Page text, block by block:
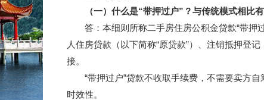
（一）什么是“带押过户”？与传统模式相比有
答：本细则所称二手房住房公积金贷款“带押过
人住房贷款（以下简称“原贷款”）、注销抵押登
接。
“带押过户”贷款不收取手续费，不需要卖方自
时效性。